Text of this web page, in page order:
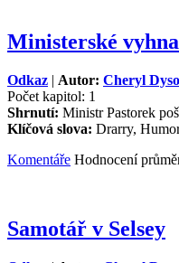
Ministerské
Odkaz | Autor: Cheryl
Počet kapitol: 1
Shrnutí: Ministr Pastorek
Klíčová slova: Drarry,
Komentáře Hodnocení
Samotář v Selsey